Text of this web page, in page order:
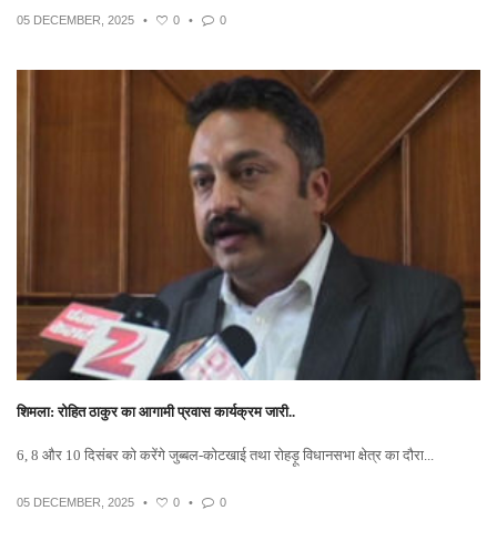
05 DECEMBER, 2025 • 0 • 0
शिमला: रोहित ठाकुर का आगामी प्रवास कार्यक्रम जारी..
6, 8 और 10 दिसंबर को करेंगे जुब्बल-कोटखाई तथा रोहड़ू विधानसभा क्षेत्र का दौरा...
05 DECEMBER, 2025 • 0 • 0